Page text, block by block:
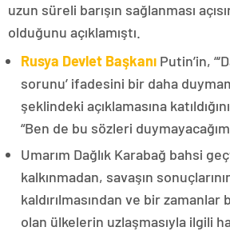
uzun süreli barışın sağlanması
olduğunu açıklamıştı.
Rusya Devlet Başkanı Putin’in,
sorunu’ ifadesini bir daha
şeklindeki açıklamasına
“Ben de bu sözleri
Umarım Dağlık Karabağ bahsi
kalkınmadan, savaşın
kaldırılmasından ve bir
olan ülkelerin uzlaşmasıyla ilgili